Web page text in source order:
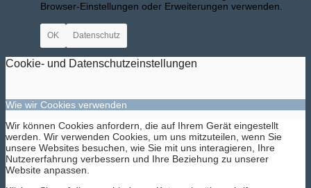
Downloads
Browser-Einstellungen oder Erweiterungen verwenden.
OK Datenschutz
Cookie- und Datenschutzeinstellungen
Wie wir Cookies verwenden
Wir können Cookies anfordern, die auf Ihrem Gerät eingestellt
werden. Wir verwenden Cookies, um uns mitzuteilen, wenn Sie
unsere Websites besuchen, wie Sie mit uns interagieren, Ihre
Nutzererfahrung verbessern und Ihre Beziehung zu unserer
Website anpassen.